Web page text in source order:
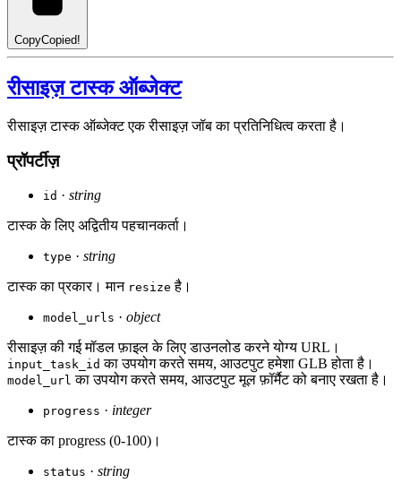
CopyCopied!
रीसाइज़ टास्क ऑब्जेक्ट
रीसाइज़ टास्क ऑब्जेक्ट एक रीसाइज़ जॉब का प्रतिनिधित्व करता है।
प्रॉपर्टीज़
id · string
टास्क के लिए अद्वितीय पहचानकर्ता।
type · string
टास्क का प्रकार। मान resize है।
model_urls · object
रीसाइज़ की गई मॉडल फ़ाइल के लिए डाउनलोड करने योग्य URL।
input_task_id का उपयोग करते समय, आउटपुट हमेशा GLB होता है।
model_url का उपयोग करते समय, आउटपुट मूल फ़ॉर्मैट को बनाए रखता है।
progress · integer
टास्क का progress (0-100)।
status · string